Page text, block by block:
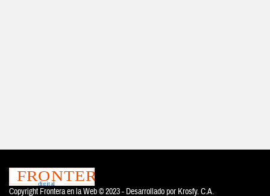
Copyright Frontera en la Web © 2023 - Desarrollado por Krosfy. C.A.